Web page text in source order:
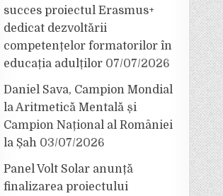
succes proiectul Erasmus+
dedicat dezvoltării
competențelor formatorilor în
educația adulților 07/07/2026
Daniel Sava, Campion Mondial
la Aritmetică Mentală și
Campion Național al României
la Șah 03/07/2026
Panel Volt Solar anunță
finalizarea proiectului